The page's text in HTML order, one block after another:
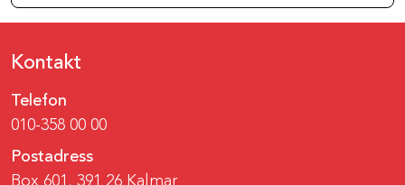
Kontakt
Telefon
010-358 00 00
Postadress
Box 601, 391 26 Kalmar